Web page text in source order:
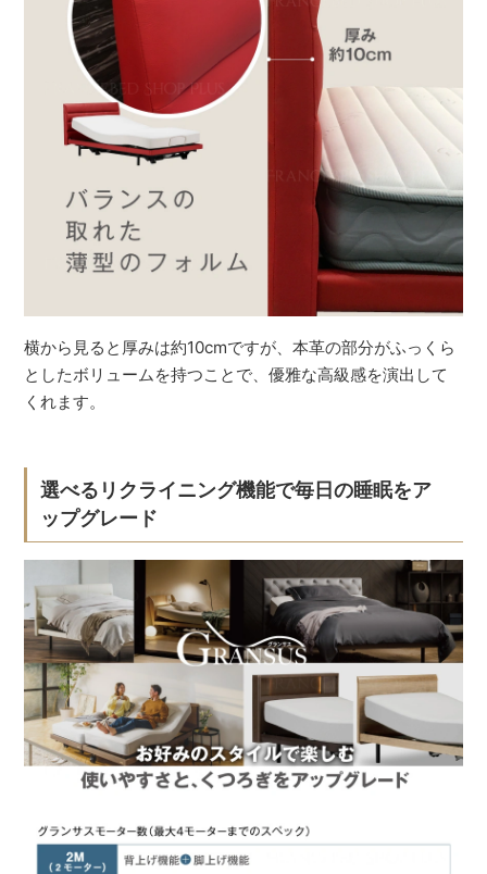
横から見ると厚みは約10cmですが、本革の部分がふっくら
としたボリュームを持つことで、優雅な高級感を演出して
くれます。
選べるリクライニング機能で毎日の睡眠をア
ップグレード